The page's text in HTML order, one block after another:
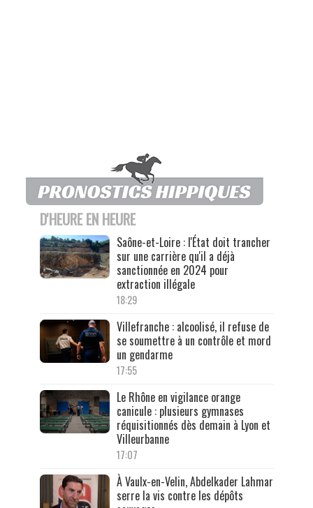
D'HEURE EN HEURE
Saône-et-Loire : l'État doit trancher
sur une carrière qu'il a déjà
sanctionnée en 2024 pour
extraction illégale
18:29
Villefranche : alcoolisé, il refuse de
se soumettre à un contrôle et mord
un gendarme
17:55
Le Rhône en vigilance orange
canicule : plusieurs gymnases
réquisitionnés dès demain à Lyon et
Villeurbanne
17:07
À Vaulx-en-Velin, Abdelkader Lahmar
serre la vis contre les dépôts